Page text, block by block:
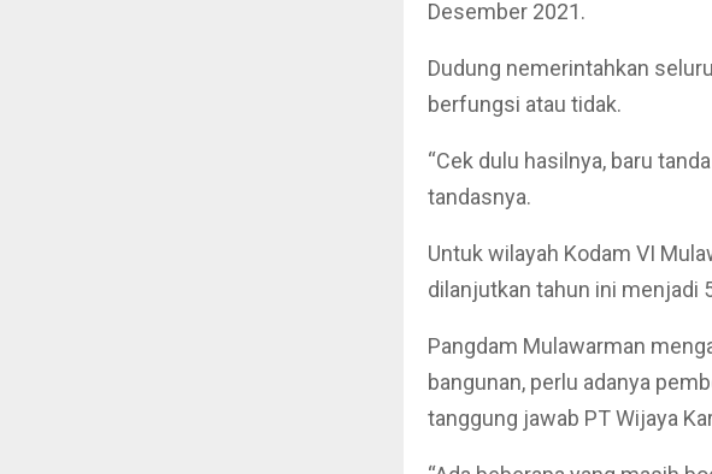
Desember 2021.
Dudung nemerintahkan
berfungsi atau tidak.
“Cek dulu hasilnya, baru
tandasnya.
Untuk wilayah Kodam VI
dilanjutkan tahun ini menjadi
Pangdam Mulawarman
bangunan, perlu adanya
tanggung jawab PT Wijaya